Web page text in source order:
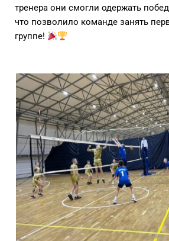
тренера они смогли одержать
что позволило команде занять
группе!